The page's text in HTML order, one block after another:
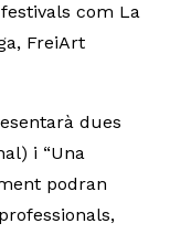
com La
FreiArt
dues
i “Una
podran